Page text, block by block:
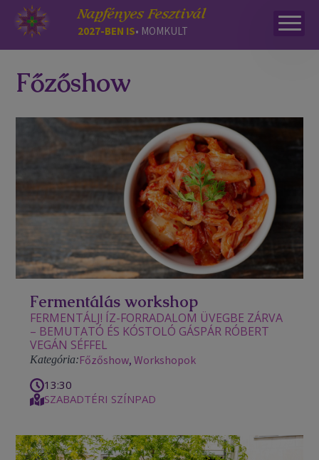
Napfényes Fesztivál
2027-BEN IS• MOMKULT
Főzőshow
Fermentálás workshop
FERMENTÁLJ! ÍZ-FORRADALOM ÜVEGBE ZÁRVA
– BEMUTATÓ ÉS KÓSTOLÓ GÁSPÁR RÓBERT
VEGÁN SÉFFEL
Kategória:Főzőshow,Workshopok
13:30
SZABADTÉRI SZÍNPAD